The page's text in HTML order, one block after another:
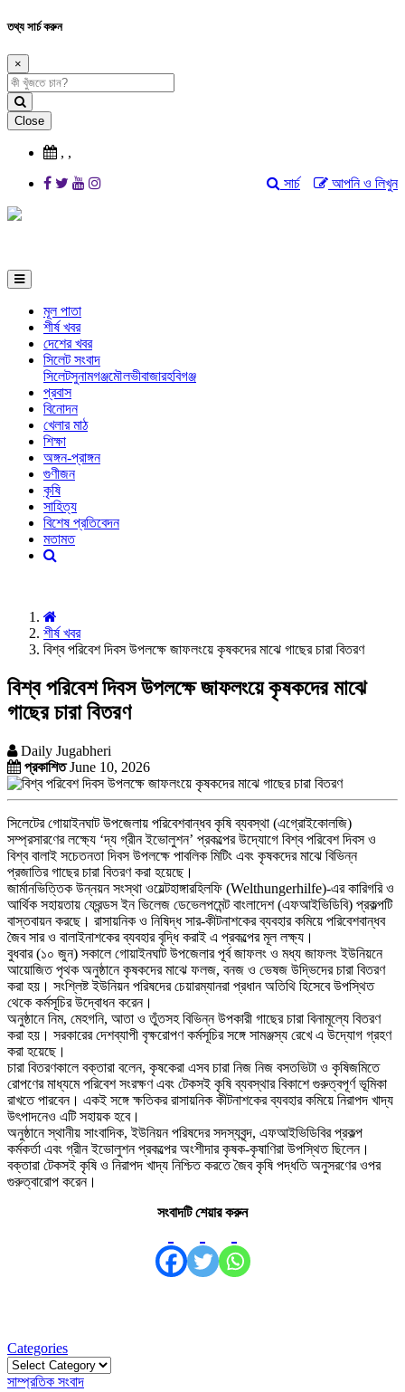
তথ্য সার্চ করুন
×
Close
, ,
আপনি ও লিখুন
সার্চ
মূল পাতা
শীর্ষ খবর
দেশের খবর
সিলেট সংবাদ
সিলেটসুনামগঞ্জমৌলভীবাজারহবিগঞ্জ
প্রবাস
বিনোদন
খেলার মাঠ
শিক্ষা
অঙ্গন-প্রাঙ্গন
গুণীজন
কৃষি
সাহিত্য
বিশেষ প্রতিবেদন
মতামত
শীর্ষ খবর
বিশ্ব পরিবেশ দিবস উপলক্ষে জাফলংয়ে কৃষকদের মাঝে গাছের চারা বিতরণ
বিশ্ব পরিবেশ দিবস উপলক্ষে জাফলংয়ে কৃষকদের মাঝে
গাছের চারা বিতরণ
Daily Jugabheri
প্রকাশিতJune 10, 2026
সিলেটের গোয়াইনঘাট উপজেলায় পরিবেশবান্ধব কৃষি ব্যবস্থা (এগ্রোইকোলজি)
সম্প্রসারণের লক্ষ্যে ‘দ্য গ্রীন ইভোলুশন’ প্রকল্পের উদ্যোগে বিশ্ব পরিবেশ দিবস ও
বিশ্ব বালাই সচেতনতা দিবস উপলক্ষে পাবলিক মিটিং এবং কৃষকদের মাঝে বিভিন্ন
প্রজাতির গাছের চারা বিতরণ করা হয়েছে।
জার্মানভিত্তিক উন্নয়ন সংস্থা ওয়েল্টহাঙ্গারহিলফি (Welthungerhilfe)-এর কারিগরি ও
আর্থিক সহায়তায় ফ্রেন্ডস ইন ভিলেজ ডেভেলপমেন্ট বাংলাদেশ (এফআইভিডিবি) প্রকল্পটি
বাস্তবায়ন করছে। রাসায়নিক ও নিষিদ্ধ সার-কীটনাশকের ব্যবহার কমিয়ে পরিবেশবান্ধব
জৈব সার ও বালাইনাশকের ব্যবহার বৃদ্ধি করাই এ প্রকল্পের মূল লক্ষ্য।
বুধবার (১০ জুন) সকালে গোয়াইনঘাট উপজেলার পূর্ব জাফলং ও মধ্য জাফলং ইউনিয়নে
আয়োজিত পৃথক অনুষ্ঠানে কৃষকদের মাঝে ফলজ, বনজ ও ভেষজ উদ্ভিদের চারা বিতরণ
করা হয়। সংশ্লিষ্ট ইউনিয়ন পরিষদের চেয়ারম্যানরা প্রধান অতিথি হিসেবে উপস্থিত
থেকে কর্মসূচির উদ্বোধন করেন।
অনুষ্ঠানে নিম, মেহগনি, আতা ও তুঁতসহ বিভিন্ন উপকারী গাছের চারা বিনামূল্যে বিতরণ
করা হয়। সরকারের দেশব্যাপী বৃক্ষরোপণ কর্মসূচির সঙ্গে সামঞ্জস্য রেখে এ উদ্যোগ গ্রহণ
করা হয়েছে।
চারা বিতরণকালে বক্তারা বলেন, কৃষকেরা এসব চারা নিজ নিজ বসতভিটা ও কৃষিজমিতে
রোপণের মাধ্যমে পরিবেশ সংরক্ষণ এবং টেকসই কৃষি ব্যবস্থার বিকাশে গুরুত্বপূর্ণ ভূমিকা
রাখতে পারবেন। একই সঙ্গে ক্ষতিকর রাসায়নিক কীটনাশকের ব্যবহার কমিয়ে নিরাপদ খাদ্য
উৎপাদনেও এটি সহায়ক হবে।
অনুষ্ঠানে স্থানীয় সাংবাদিক, ইউনিয়ন পরিষদের সদস্যবৃন্দ, এফআইভিডিবির প্রকল্প
কর্মকর্তা এবং গ্রীন ইভোলুশন প্রকল্পের অংশীদার কৃষক-কৃষাণিরা উপস্থিত ছিলেন।
বক্তারা টেকসই কৃষি ও নিরাপদ খাদ্য নিশ্চিত করতে জৈব কৃষি পদ্ধতি অনুসরণের ওপর
গুরুত্বারোপ করেন।
সংবাদটি শেয়ার করুন
Categories
Categories
সাম্প্রতিক সংবাদ